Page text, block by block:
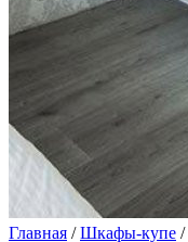
Главная /Шкафы-купе /